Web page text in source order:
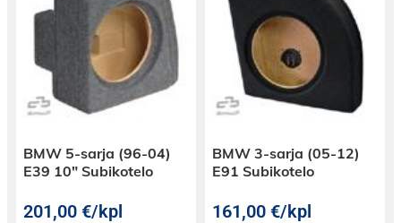
BMW 5-sarja (96-04)
E39 10″ Subikotelo
201,00€/kpl
BMW 3-sarja (05-12)
E91 Subikotelo
161,00€/kpl